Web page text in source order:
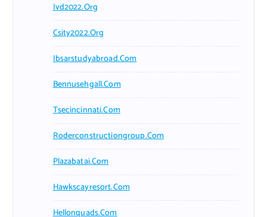
Ivd2022.org
Csity2022.org
Ibsarstudyabroad.com
Bennusehgall.com
Tsecincinnati.com
Roderconstructiongroup.com
Plazabatai.com
Hawkscayresort.com
Hellonquads.com